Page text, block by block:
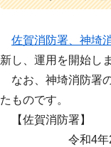
佐賀消防署、神埼
新し、運用を開始し
なお、神埼消防署
たものです。
【佐賀消防署】
令和4年2月9